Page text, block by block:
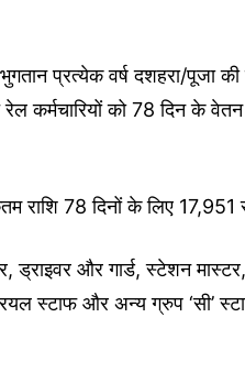
भुगतान प्रत्येक वर्ष दशहरा/पूजा
कर्मचारियों को 78 दिन के वेतन
राशि 78 दिनों के लिए
ड्राइवर और गार्ड, स्टेशन
स्टाफ और अन्य ग्रुप ‘सी’